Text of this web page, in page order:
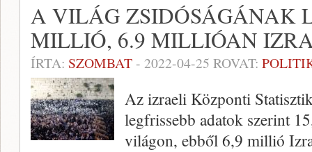
A VILÁG ZSIDÓSÁGÁNAK
MILLIÓ, 6.9 MILLIÓAN
ÍRTA: SZOMBAT- 2022-04-25 ROVAT:
Az izraeli Központi
legfrissebb adatok szerint
világon, ebből 6,9 millió